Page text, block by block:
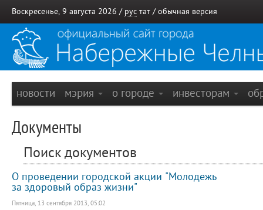
Воскресенье, 9 августа 2026 / рус тат / обычная версия
новости мэрия о городе инвесторам
Документы
Поиск документов
О проведении городской акции "Молодежь
за здоровый образ жизни"
Пятница, 13 сентября 2013, 05:02